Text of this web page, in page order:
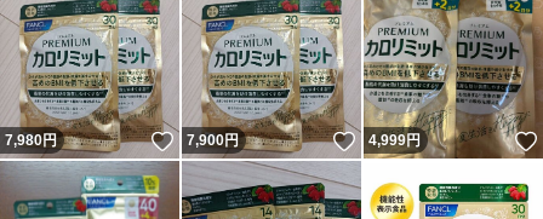
7,980円 いいね！
7,900円 いいね！
4,999円